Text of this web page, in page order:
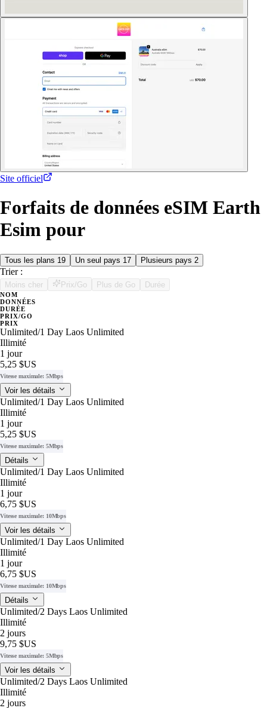
Site officiel
Forfaits de données eSIM Earth
Esim pour
Tous les plans 19 Un seul pays 17 Plusieurs pays 2
Trier :
Moins cher Prix/Go Plus de Go Durée
NOM
DONNÉES
DURÉE
PRIX/GO
PRIX
Unlimited/1 Day Laos Unlimited
Illimité
1 jour
5,25 $US
Vitesse maximale: 5Mbps
Voir les détails
Unlimited/1 Day Laos Unlimited
Illimité
1 jour
5,25 $US
Vitesse maximale: 5Mbps
Détails
Unlimited/1 Day Laos Unlimited
Illimité
1 jour
6,75 $US
Vitesse maximale: 10Mbps
Voir les détails
Unlimited/1 Day Laos Unlimited
Illimité
1 jour
6,75 $US
Vitesse maximale: 10Mbps
Détails
Unlimited/2 Days Laos Unlimited
Illimité
2 jours
9,75 $US
Vitesse maximale: 5Mbps
Voir les détails
Unlimited/2 Days Laos Unlimited
Illimité
2 jours